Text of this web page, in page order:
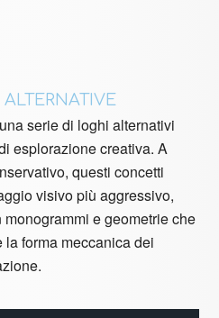
serie di loghi alternativi
esplorazione creativa. A
questi concetti
visivo più aggressivo,
monogrammi e geometrie che
forma meccanica dei